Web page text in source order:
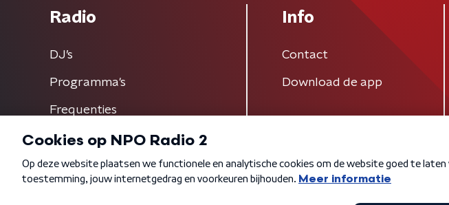
Radio
DJ’s
Programma's
Frequenties
Info
Contact
Download de app
Algemene voorwaarden Privacybeleid